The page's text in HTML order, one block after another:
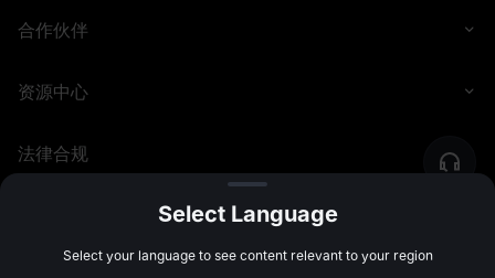
合作伙伴
资源中心
法律合规
©2026 MEXC.COM
Select Language
Select your language to see content relevant to your region